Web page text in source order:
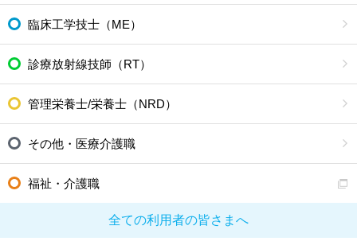
臨床工学技士（ME）
診療放射線技師（RT）
管理栄養士/栄養士（NRD）
その他・医療介護職
福祉・介護職
全ての利用者の皆さまへ